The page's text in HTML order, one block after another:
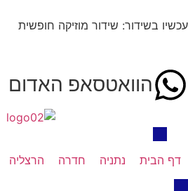
עכשיו בשידור: שידור מוזיקה חופשית
הוואטסאפ האדום
דף הבית נתניה חדרה הרצליה